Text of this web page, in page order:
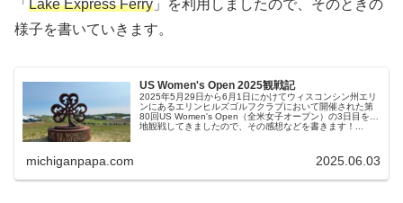
「 Lake Express Ferry 」を利用しましたので、そのときの
様子を書いていきます。
US Women's Open 2025観戦記
2025年5月29日から6月1日にかけてウィスコンシン州エリ
ンにあるエリンヒルズゴルフクラブにおいて開催された第
80回US Women's Open（全米女子オープン）の3日目を現
地観戦してきましたので、その感想などを書きます！...
michiganpapa.com 2025.06.03